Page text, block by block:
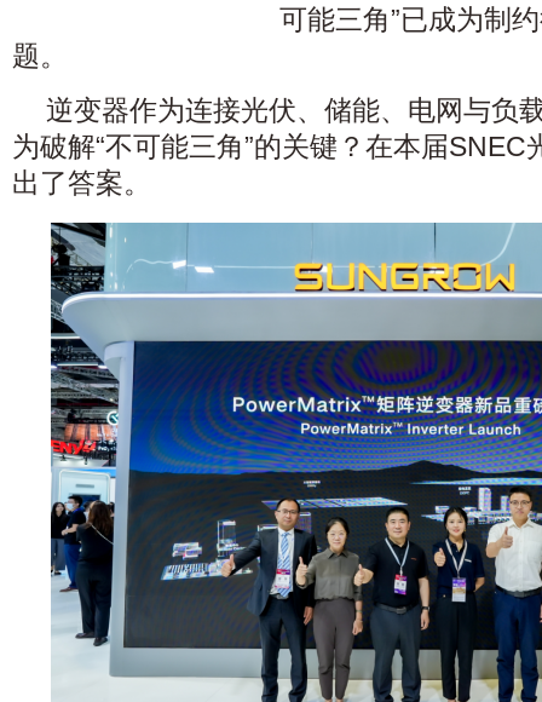
可能三角”已成为制
题。
逆变器作为连接光伏、储能、电网与负
为破解“不可能三角”的关键？在本届
出了答案。